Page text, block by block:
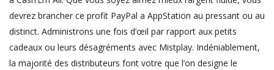
devrez brancher ce profit PayPal a AppStation au pressant ou au
distinct. Administrons une fois d’œil par rapport aux petits
cadeaux ou leurs désagréments avec Mistplay. Indéniablement,
la majorité des distributeurs font votre que l’on designe le